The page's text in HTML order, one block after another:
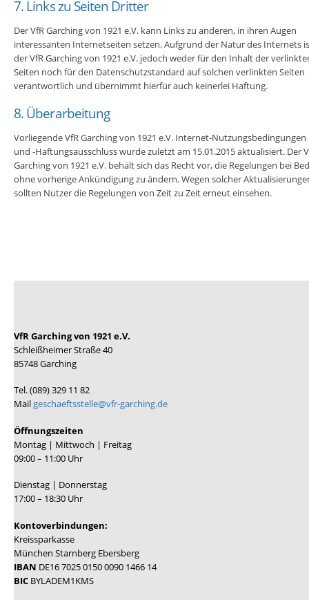
7. Links zu Seiten Dritter
Der VfR Garching von 1921 e.V. kann Links zu anderen, in ihren Augen
interessanten Internetseiten setzen. Aufgrund der Natur des Internets
der VfR Garching von 1921 e.V. jedoch weder für den Inhalt der
Seiten noch für den Datenschutzstandard auf solchen verlinkten Seiten
verantwortlich und übernimmt hierfür auch keinerlei Haftung.
8. Überarbeitung
Vorliegende VfR Garching von 1921 e.V. Internet-Nutzungsbedingungen
und -Haftungsausschluss wurde zuletzt am 15.01.2015 aktualisiert. Der
Garching von 1921 e.V. behält sich das Recht vor, die Regelungen bei
ohne vorherige Ankündigung zu ändern. Wegen solcher
sollten Nutzer die Regelungen von Zeit zu Zeit erneut einsehen.
VfR Garching von 1921 e.V.
Schleißheimer Straße 40
85748 Garching
Tel. (089) 329 11 82
Mailgeschaeftsstelle@vfr-garching.de
Öffnungszeiten
Montag | Mittwoch | Freitag
09:00 – 11:00 Uhr
Dienstag | Donnerstag
17:00 – 18:30 Uhr
Kontoverbindungen:
Kreissparkasse
München Starnberg Ebersberg
IBAN DE16 7025 0150 0090 1466 14
BIC BYLADEM1KMS